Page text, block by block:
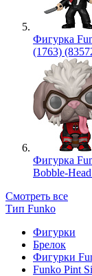
Фигурка
(1763)
Фигурка
Bobble-
Смотреть все
Тип Funko
Фигурки
Брелок
Фигурки
Funko Pint